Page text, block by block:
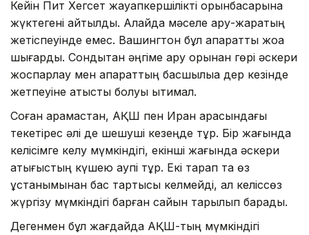
Кейін Пит Хегсет жауапкершілікті орынбасарына
жүктегені айтылды. Алайда мәселе қару-жарақтың
жетіспеуінде емес. Вашингтон бұл ақпаратты жоққа
шығарды. Сондықтан әңгіме қару қорынан гөрі әскери
жоспарлау мен ақпараттың басшылыққа дер кезінде
жетпеуіне қатысты болуы ықтимал.
Соған қарамастан, АҚШ пен Иран арасындағы
текетірес әлі де шешуші кезеңде тұр. Бір жағында
келісімге келу мүмкіндігі, екінші жағында әскери
қақтығыстың күшею қаупі тұр. Екі тарап та өз
ұстанымынан бас тартқысы келмейді, ал келіссөз
жүргізу мүмкіндігі барған сайын тарылып барады.
Дегенмен бұл жағдайда АҚШ-тың мүмкіндігі